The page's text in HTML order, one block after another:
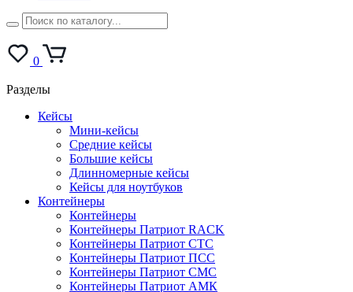
0
Разделы
Кейсы
Мини-кейсы
Средние кейсы
Большие кейсы
Длинномерные кейсы
Кейсы для ноутбуков
Контейнеры
Контейнеры
Контейнеры Патриот RACK
Контейнеры Патриот СТС
Контейнеры Патриот ПСС
Контейнеры Патриот СМС
Контейнеры Патриот АМК